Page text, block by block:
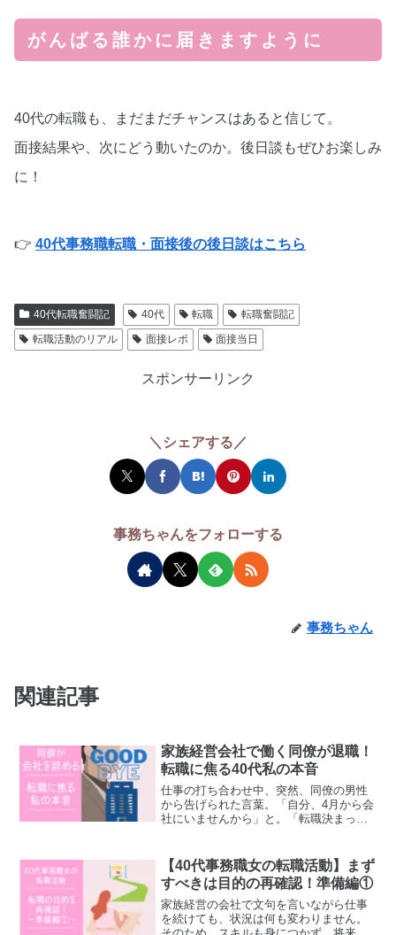
がんばる誰かに届きますように
40代の転職も、まだまだチャンスはあると信じて。
面接結果や、次にどう動いたのか。後日談もぜひお楽しみ
に！
👉 40代事務職転職・面接後の後日談はこちら
40代転職奮闘記 40代 転職
転職奮闘記
転職活動のリアル
面接レポ 面接当日
スポンサーリンク
＼シェアする／
事務ちゃんをフォローする
事務ちゃん
関連記事
家族経営会社で働く同僚が退職！
転職に焦る40代私の本音
仕事の打ち合わせ中、突然、同僚の男性
から告げられた言葉。「自分、4月から会
社にいませんから」と。「転職決まった
ステージへの転身は喜ばしいこと。しか
し、心から彼を祝福でき...
【40代事務職女の転職活動】まず
すべきは目的の再確認！準備編①
家族経営の会社で文句を言いながら仕事
を続けても、状況は何も変わりません。